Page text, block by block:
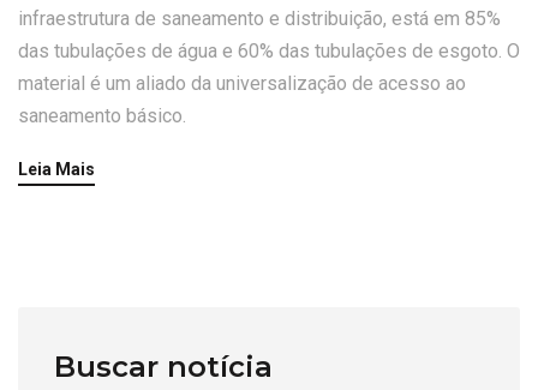
infraestrutura de saneamento e distribuição, está em 85%
das tubulações de água e 60% das tubulações de esgoto. O
material é um aliado da universalização de acesso ao
saneamento básico.
Leia Mais
Buscar notícia